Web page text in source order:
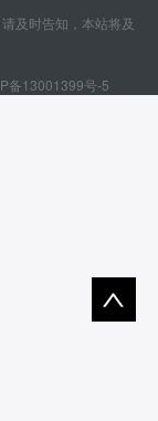
及时告知，本站将及
备13001399号-5